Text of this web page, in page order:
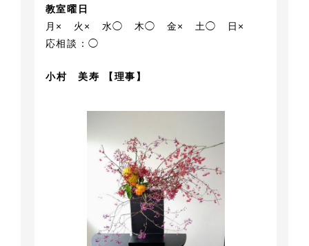
教室曜日
月×
火× 水◯ 木◯ 金× 土◯
日×
応相談：◯
小村 美寿 【理事】